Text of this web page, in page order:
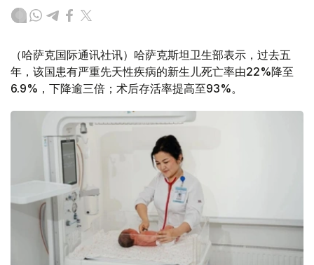
（哈萨克国际通讯社讯）哈萨克斯坦卫生部表示，过去五
年，该国患有严重先天性疾病的新生儿死亡率由22%降至
6.9%，下降逾三倍；术后存活率提高至93%。